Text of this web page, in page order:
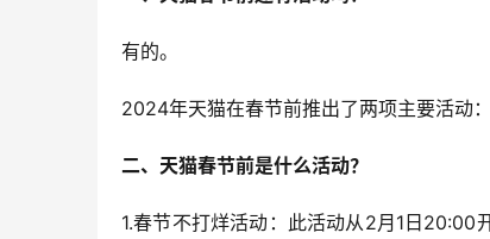
有的。
2024年天猫在春节前推出了两项主要活动
二、天猫春节前是什么活动？
1.春节不打烊活动：此活动从2月1日